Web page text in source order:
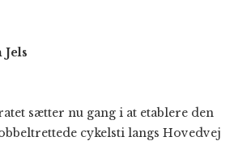
sætter nu gang i at etablere den
cykelsti langs Hovedvej